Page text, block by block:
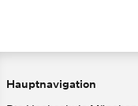
Hauptnavigation